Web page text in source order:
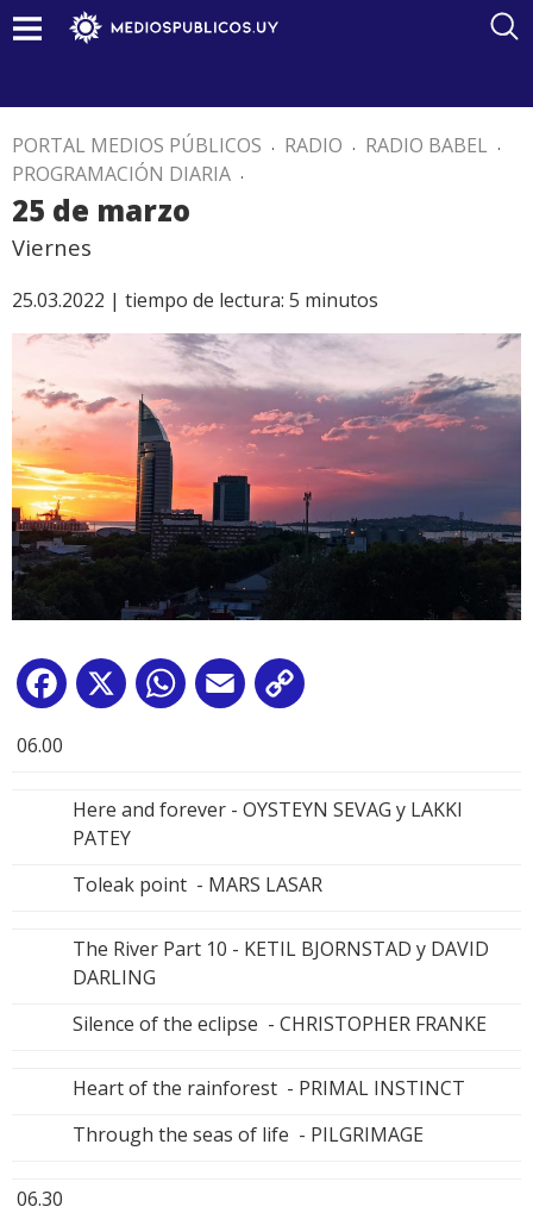
PORTAL MEDIOS PÚBLICOS . RADIO . RADIO BABEL .
PROGRAMACIÓN DIARIA .
25 de marzo
Viernes
25.03.2022 | tiempo de lectura: 5 minutos
Facebook
X WhatsApp
Email
06.00
Here and forever - OYSTEYN SEVAG y LAKKI
PATEY
Toleak point - MARS LASAR
The River Part 10 - KETIL BJORNSTAD y DAVID
DARLING
Silence of the eclipse - CHRISTOPHER FRANKE
Heart of the rainforest - PRIMAL INSTINCT
Through the seas of life - PILGRIMAGE
06.30